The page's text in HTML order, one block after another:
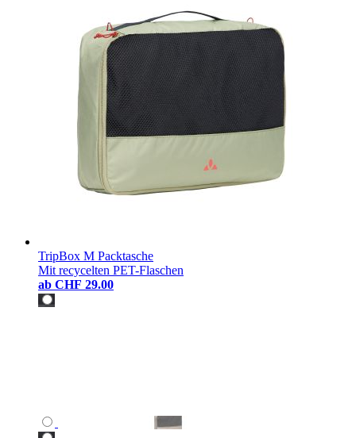
TripBox M Packtasche
Mit recycelten PET-Flaschen
ab CHF 29.00